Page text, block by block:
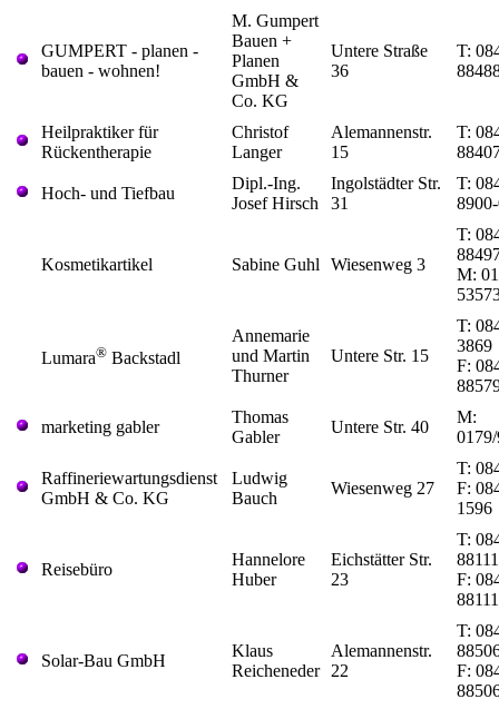
GUMPERT - planen -
bauen - wohnen!
M. Gumpert
Bauen +
Planen
GmbH &
Co. KG
Untere Straße
36
T:
Heilpraktiker für
Rückentherapie
Christof
Langer
Alemannenstr.
15
T:
Hoch- und Tiefbau
Dipl.-Ing.
Josef Hirsch
Ingolstädter Str.
31
T:
Kosmetikartikel Sabine Guhl Wiesenweg 3
T:
M:
Lumara® Backstadl
Annemarie
und Martin
Thurner
Untere Str. 15
T:
3869
F:
marketing gabler
Thomas
Gabler
Untere Str. 40
M:
Raffineriewartungsdienst
GmbH & Co. KG
Ludwig
Bauch
Wiesenweg 27
T:
F:
1596
Reisebüro
Hannelore
Huber
Eichstätter Str.
23
T:
88111
F:
Solar-Bau GmbH
Klaus
Reicheneder
Alemannenstr.
22
T:
F: